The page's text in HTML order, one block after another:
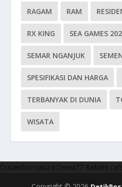
RAGAM RAM
RX KING SEA GAMES
SEMAR NGANJUK
SPESIFIKASI DAN HARGA
TERBANYAK DI DUNIA
WISATA
Dutainformasi24 Dewa77 Rafa88